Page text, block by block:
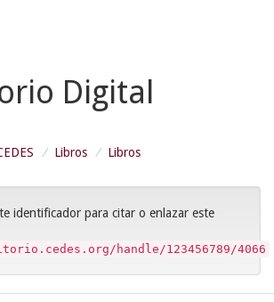
Digital
Libros Libros
identificador para citar o enlazar este
handle/123456789/4066